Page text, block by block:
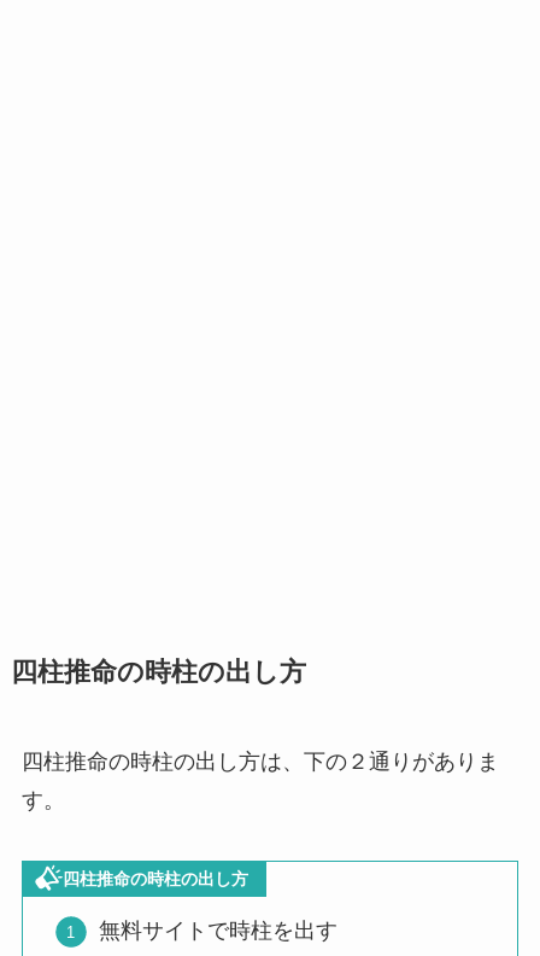
四柱推命の時柱の出し方
四柱推命の時柱の出し方は、下の２通りがありま
す。
四柱推命の時柱の出し方
無料サイトで時柱を出す